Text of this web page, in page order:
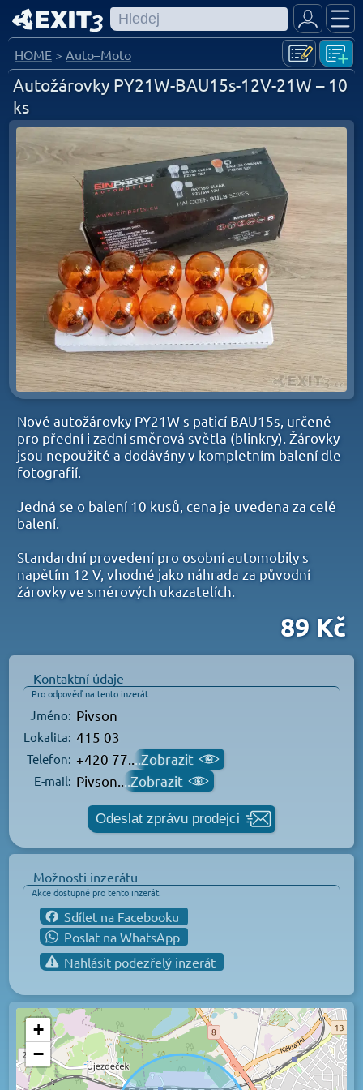
HOME > Auto–Moto
Autožárovky PY21W-BAU15s-12V-21W – 10
ks
Nové autožárovky PY21W s paticí BAU15s, určené
pro přední i zadní směrová světla (blinkry). Žárovky
jsou nepoužité a dodávány v kompletním balení dle
fotografií.
Jedná se o balení 10 kusů, cena je uvedena za celé
balení.
Standardní provedení pro osobní automobily s
napětím 12 V, vhodné jako náhrada za původní
žárovky ve směrových ukazatelích.
89 Kč
Kontaktní údaje
Pro odpověď na tento inzerát.
Jméno: Pivson
Lokalita: 415 03
Telefon: +420 77.. ..Zobrazit
E-mail: Pivson.. ..Zobrazit
Odeslat zprávu prodejci
Možnosti inzerátu
Akce dostupné pro tento inzerát.
Sdílet na Facebooku
Poslat na WhatsApp
Nahlásit podezřelý inzerát
+
−